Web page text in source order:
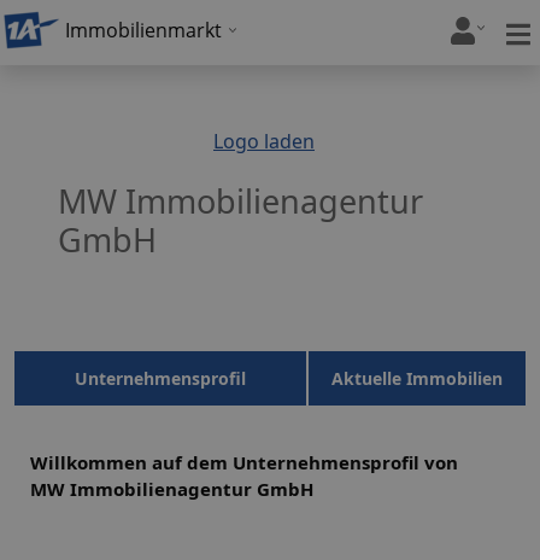
Immobilienmarkt
Logo laden
MW Immobilienagentur
GmbH
Unternehmensprofil Aktuelle Immobilien
Willkommen auf dem Unternehmensprofil von
MW Immobilienagentur GmbH